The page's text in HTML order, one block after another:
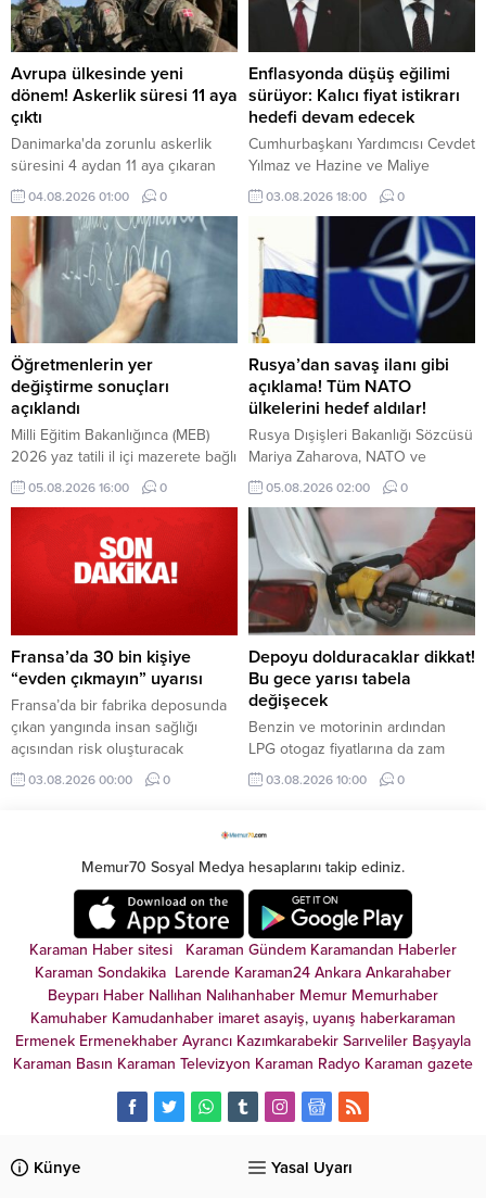
Avrupa ülkesinde yeni
dönem! Askerlik süresi 11 aya
çıktı
Danimarka'da zorunlu askerlik
süresini 4 aydan 11 aya çıkaran
yeni uygulama kapsamında ilk
grup, askerlik hizmetine başladı.
04.08.2026 01:00 0
Enflasyonda düşüş eğilimi
sürüyor: Kalıcı fiyat istikrarı
hedefi devam edecek
Cumhurbaşkanı Yardımcısı Cevdet
Yılmaz ve Hazine ve Maliye
Bakanı Mehmet Şimşek, temmuz
ayı enflasyon verilerini
değerlendirdi. Ekonomi yönetimi,
mali disiplin ve kalıcı fiyat istikrarı
hedefinden taviz verilmeyeceğini
vurguladı.
03.08.2026 18:00 0
Öğretmenlerin yer
değiştirme sonuçları
açıklandı
Milli Eğitim Bakanlığınca (MEB)
2026 yaz tatili il içi mazerete bağlı
yer değiştirme başvurusunda
bulunan kadrolu öğretmenlerin
05.08.2026 16:00 0
Rusya’dan savaş ilanı gibi
açıklama! Tüm NATO
ülkelerini hedef aldılar!
Rusya Dışişleri Bakanlığı Sözcüsü
Mariya Zaharova, NATO ve
Avrupa Birliği’nin (AB) uluslararası
terörizmin bir parçası haline
geldiğini söyledi.
05.08.2026 02:00 0
Fransa’da 30 bin kişiye
“evden çıkmayın” uyarısı
Fransa’da bir fabrika deposunda
çıkan yangında insan sağlığı
açısından risk oluşturacak
maddelerin yayılmasının ardından
bölge sakinlerinden evden
03.08.2026 00:00 0
Depoyu dolduracaklar dikkat!
Bu gece yarısı tabela
değişecek
Benzin ve motorinin ardından
LPG otogaz fiyatlarına da zam
geliyor. 4 Ağustos gece
yarısından itibaren geçerli olacak
LPG'li araç sahiplerinin depo
dolum maliyetleri yükselecek.
03.08.2026 10:00 0
Memur70 Sosyal Medya hesaplarını takip ediniz.
Karaman Haber sitesi Karaman Gündem Karamandan Haberler
Karaman Sondakika Larende Karaman24 Ankara Ankarahaber
Beyparı Haber Nallıhan Nalıhanhaber Memur Memurhaber
Kamuhaber Kamudanhaber imaret asayiş, uyanış haberkaraman
Ermenek Ermenekhaber Ayrancı Kazımkarabekir Sarıveliler Başyayla
Karaman Basın Karaman Televizyon Karaman Radyo Karaman gazete
Künye Yasal Uyarı